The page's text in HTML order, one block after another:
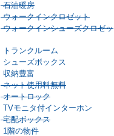
石油暖房
ウォークインクロゼット
ウォークインシューズクロゼッ
トランクルーム
シューズボックス
収納豊富
ネット使用料無料
オートロック
TVモニタ付インターホン
宅配ボックス
1階の物件